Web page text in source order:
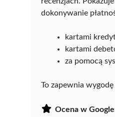
dokonywanie
kartami
kartami
za pomocą
To zapewnia
Ocena w